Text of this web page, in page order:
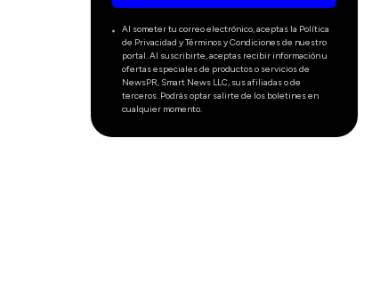
Al someter tu correo electrónico, aceptas la Política
de Privacidad y Términos y Condiciones de nuestro
portal. Al suscribirte, aceptas recibir información u
ofertas especiales de productos o servicios de
NewsPR, Smart News LLC, sus afiliadas o de
terceros. Podrás optar salirte de los boletines en
cualquier momento.